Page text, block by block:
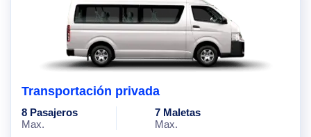
Transportación privada
8 Pasajeros
Max.
7 Maletas
Max.